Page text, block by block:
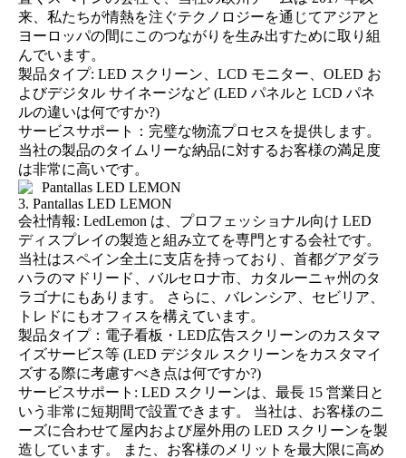
来、私たちが情熱を注ぐテクノロジーを通じてアジアと
ヨーロッパの間にこのつながりを生み出すために取り組
んでいます。
製品タイプ: LED スクリーン、LCD モニター、OLED お
よびデジタル サイネージなど (LED パネルと LCD パネ
ルの違いは何ですか?)
サービスサポート：完璧な物流プロセスを提供します。
当社の製品のタイムリーな納品に対するお客様の満足度
は非常に高いです。
3. Pantallas LED LEMON
会社情報: LedLemon は、プロフェッショナル向け LED
ディスプレイの製造と組み立てを専門とする会社です。
当社はスペイン全土に支店を持っており、首都グアダラ
ハラのマドリード、バルセロナ市、カタルーニャ州のタ
ラゴナにもあります。 さらに、バレンシア、セビリア、
トレドにもオフィスを構えています。
製品タイプ：電子看板・LED広告スクリーンのカスタマ
イズサービス等 (LED デジタル スクリーンをカスタマイ
ズする際に考慮すべき点は何ですか?)
サービスサポート: LED スクリーンは、最長 15 営業日と
いう非常に短期間で設置できます。 当社は、お客様のニ
ーズに合わせて屋内および屋外用の LED スクリーンを製
造しています。 また、お客様のメリットを最大限に高め